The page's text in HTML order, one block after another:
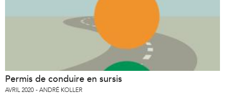
Permis de conduire en sursis
AVRIL 2020 ANDRÉ KOLLER